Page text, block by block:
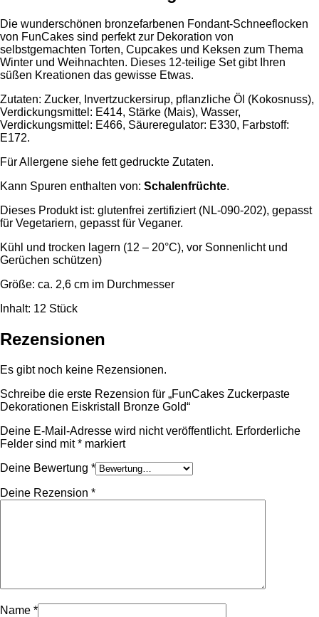
Die wunderschönen bronzefarbenen Fondant-Schneeflocken
von FunCakes sind perfekt zur Dekoration von
selbstgemachten Torten, Cupcakes und Keksen zum Thema
Winter und Weihnachten. Dieses 12-teilige Set gibt Ihren
süßen Kreationen das gewisse Etwas.
Zutaten: Zucker, Invertzuckersirup, pflanzliche Öl (Kokosnuss),
Verdickungsmittel: E414, Stärke (Mais), Wasser,
Verdickungsmittel: E466, Säureregulator: E330, Farbstoff:
E172.
Für Allergene siehe fett gedruckte Zutaten.
Kann Spuren enthalten von: Schalenfrüchte.
Dieses Produkt ist: glutenfrei zertifiziert (NL-090-202), gepasst
für Vegetariern, gepasst für Veganer.
Kühl und trocken lagern (12 – 20°C), vor Sonnenlicht und
Gerüchen schützen)
Größe: ca. 2,6 cm im Durchmesser
Inhalt: 12 Stück
Rezensionen
Es gibt noch keine Rezensionen.
Schreibe die erste Rezension für „FunCakes Zuckerpaste
Dekorationen Eiskristall Bronze Gold“
Deine E-Mail-Adresse wird nicht veröffentlicht. Erforderliche
Felder sind mit* markiert
Deine Bewertung *
Deine Rezension *
Name *